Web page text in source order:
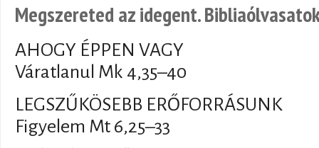
Megszereted az idegent.
AHOGY ÉPPEN VAGY
Váratlanul Mk 4,35–40
LEGSZŰKÖSEBB ERŐFORRÁSUNK
Figyelem Mt 6,25–33